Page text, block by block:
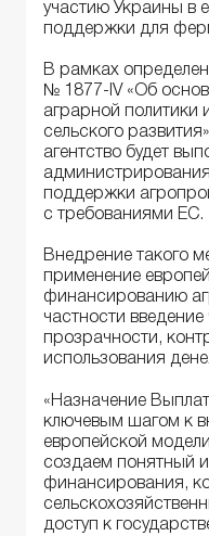
участию Украины в
поддержки для
В рамках
№ 1877-IV «Об
аграрной политики
сельского
агентство будет
поддержки
с требованиями ЕС.
Внедрение такого
применение
финансированию
частности введение
прозрачности,
использования
«Назначение
ключевым шагом к
европейской
создаем понятный
финансирования,
доступ к